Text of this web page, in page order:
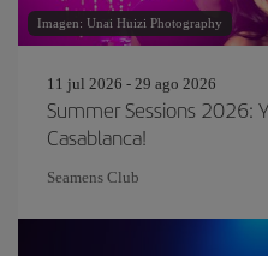
Imagen: Unai Huizi Photography
11 jul 2026 - 29 ago 2026
Summer Sessions 2026:
Casablanca!
Seamens Club